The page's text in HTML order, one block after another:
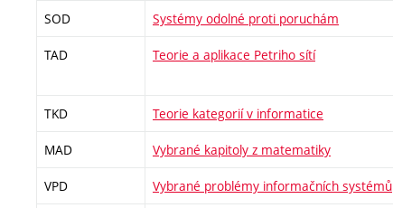
SOD Systémy odolné proti poruchám
TAD Teorie a aplikace Petriho sítí
TKD Teorie kategorií v informatice
MAD Vybrané kapitoly z matematiky
VPD Vybrané problémy informačních systémů